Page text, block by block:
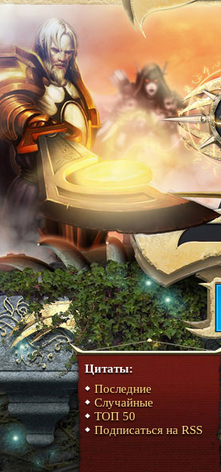
Цитаты:
Последние
Случайные
ТОП 50
Подписаться на RSS